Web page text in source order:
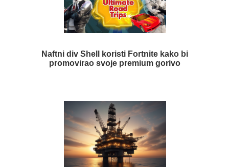
Naftni div Shell koristi Fortnite kako bi
promovirao svoje premium gorivo